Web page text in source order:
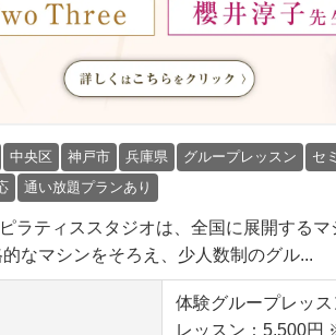
中央区 神戸市 兵庫県 グループレッスン セ
通い放題プランあり
ラティススタジオは、全国に展開する
なマシンをそろえ、少人数制のグル...
体験グループレッ
レッスン：5,500円